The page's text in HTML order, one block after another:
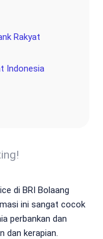
Rakyat
Indonesia
di BRI Bolaang
ini sangat cocok
perbankan dan
dan kerapian.